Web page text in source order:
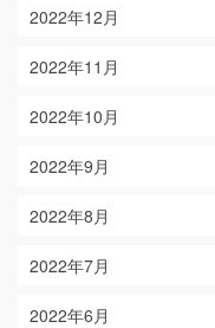
2022年12月
2022年11月
2022年10月
2022年9月
2022年8月
2022年7月
2022年6月